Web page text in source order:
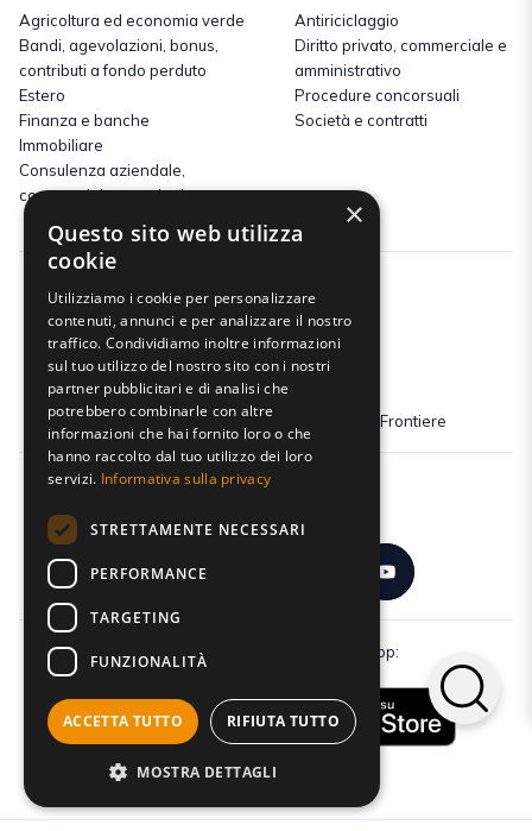
Agricoltura ed economia verde
Bandi, agevolazioni, bonus,
contributi a fondo perduto
Estero
Finanza e banche
Immobiliare
Consulenza aziendale,
commerciale e marketing
Antiriciclaggio
Diritto privato, commerciale e
amministrativo
Procedure concorsuali
Società e contratti
Dona il tuo 5x1000 a Fondazione Senza Frontiere
Scarica gratuitamente la nostra app:
×
Questo sito web utilizza
cookie
Utilizziamo i cookie per personalizzare
contenuti, annunci e per analizzare il nostro
traffico. Condividiamo inoltre informazioni
sul tuo utilizzo del nostro sito con i nostri
partner pubblicitari e di analisi che
potrebbero combinarle con altre
informazioni che hai fornito loro o che
hanno raccolto dal tuo utilizzo dei loro
servizi. Informativa sulla privacy
STRETTAMENTE NECESSARI
PERFORMANCE
TARGETING
FUNZIONALITÀ
ACCETTA TUTTO RIFIUTA TUTTO
MOSTRA DETTAGLI